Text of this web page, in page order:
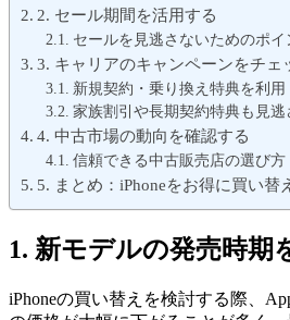
2. セール期間を活用する
セールを見逃さないためのポイ
3. キャリアのキャンペーンをチェ
新規契約・乗り換え特典を利用
家族割引や長期契約特典も見逃
4. 中古市場の動向を確認する
信頼できる中古販売店の選び方
5. まとめ：iPhoneをお得に買い替
1. 新モデルの発売時期
iPhoneの買い替えを検討する際、